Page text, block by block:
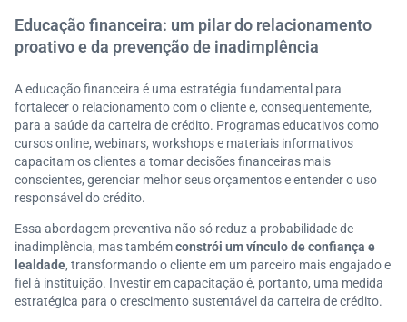
Educação financeira: um pilar do relacionamento
proativo e da prevenção de inadimplência
A educação financeira é uma estratégia fundamental para
fortalecer o relacionamento com o cliente e, consequentemente,
para a saúde da carteira de crédito. Programas educativos como
cursos online, webinars, workshops e materiais informativos
capacitam os clientes a tomar decisões financeiras mais
conscientes, gerenciar melhor seus orçamentos e entender o uso
responsável do crédito.
Essa abordagem preventiva não só reduz a probabilidade de
inadimplência, mas tambémconstrói um vínculo de confiança e
lealdade, transformando o cliente em um parceiro mais engajado e
fiel à instituição. Investir em capacitação é, portanto, uma medida
estratégica para o crescimento sustentável da carteira de crédito.